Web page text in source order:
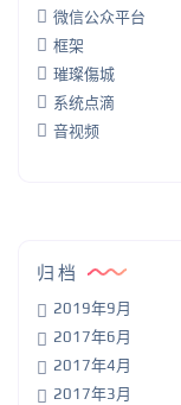
微信公众平台
框架
璀璨傷城
系统点滴
音视频
归档
2019年9月
2017年6月
2017年4月
2017年3月